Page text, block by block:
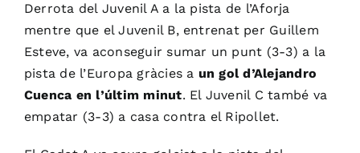
Derrota del Juvenil A a la pista de l’Aforja
mentre que el Juvenil B, entrenat per Guillem
Esteve, va aconseguir sumar un punt (3-3) a la
pista de l’Europa gràcies a un gol d’Alejandro
Cuenca en l’últim minut. El Juvenil C també va
empatar (3-3) a casa contra el Ripollet.